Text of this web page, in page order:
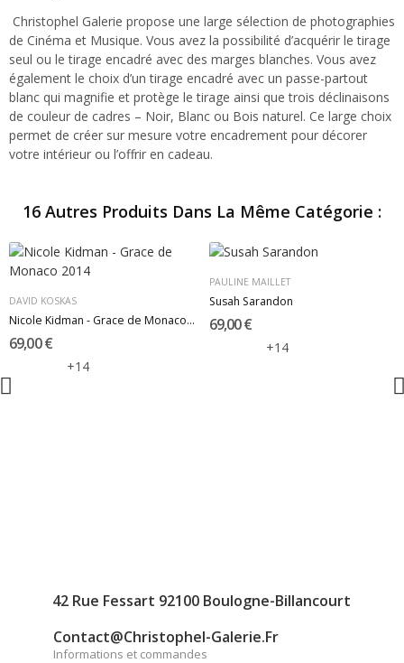
Christophel Galerie propose une large sélection de photographies
de Cinéma et Musique. Vous avez la possibilité d’acquérir le tirage
seul ou le tirage encadré avec des marges blanches. Vous avez
également le choix d’un tirage encadré avec un passe-partout
blanc qui magnifie et protège le tirage ainsi que trois déclinaisons
de couleur de cadres – Noir, Blanc ou Bois naturel. Ce large choix
permet de créer sur mesure votre encadrement pour décorer
votre intérieur ou l’offrir en cadeau.
16 Autres Produits Dans La Même Catégorie :
DAVID KOSKAS
Nicole Kidman - Grace de Monaco 2014
69,00 €
+14
PAULINE MAILLET
Susah Sarandon
69,00 €
+14
42 Rue Fessart 92100 Boulogne-Billancourt
Contact@christophel-Galerie.fr
Informations et commandes